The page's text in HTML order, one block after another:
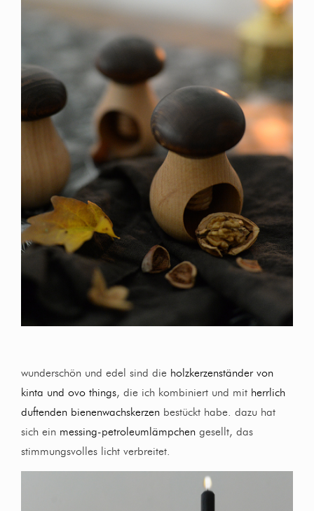
wunderschön und edel sind die holzkerzenständer von
kinta und ovo things, die ich kombiniert und mit herrlich
duftenden bienenwachskerzen bestückt habe. dazu hat
sich ein messing-petroleumlämpchen gesellt, das
stimmungsvolles licht verbreitet.